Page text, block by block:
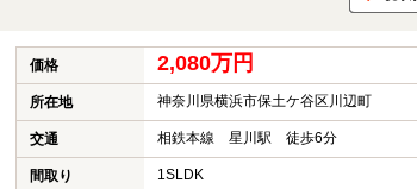
価格 2,080万円
所在地 神奈川県横浜市保土ケ谷区川辺町
交通 相鉄本線 星川駅 徒歩6分
間取り 1SLDK